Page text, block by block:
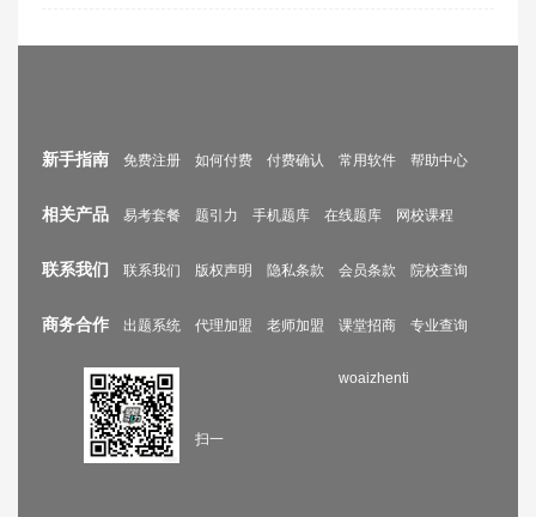
新手指南 免费注册 如何付费 付费确认 常用软件 帮助中心
相关产品 易考套餐 题引力 手机题库 在线题库 网校课程
联系我们 联系我们 版权声明 隐私条款 会员条款 院校查询
商务合作 出题系统 代理加盟 老师加盟 课堂招商 专业查询
扫一
woaizhenti